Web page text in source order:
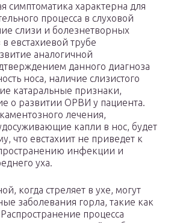
симптоматика характерна для
процесса в слуховой
слизи и болезнетворных
евстахиевой трубе
аналогичной
данного диагноза
носа, наличие слизистого
катаральные признаки,
о развитии ОРВИ у пациента.
лечения,
капли в нос, будет
что евстахиит не приведет к
инфекции и
уха.
когда стреляет в ухе, могут
заболевания горла, такие как
процесса